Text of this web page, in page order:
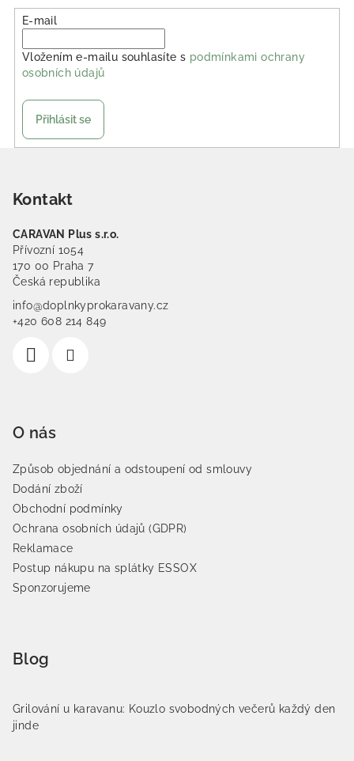
E-mail
Vložením e-mailu souhlasíte s podmínkami ochrany
osobních údajů
Přihlásit se
Kontakt
CARAVAN Plus s.r.o.
Přívozní 1054
170 00 Praha 7
Česká republika
info@doplnkyprokaravany.cz
+420 608 214 849
O nás
Způsob objednání a odstoupení od smlouvy
Dodání zboží
Obchodní podmínky
Ochrana osobních údajů (GDPR)
Reklamace
Postup nákupu na splátky ESSOX
Sponzorujeme
Blog
Grilování u karavanu: Kouzlo svobodných večerů každý den
jinde